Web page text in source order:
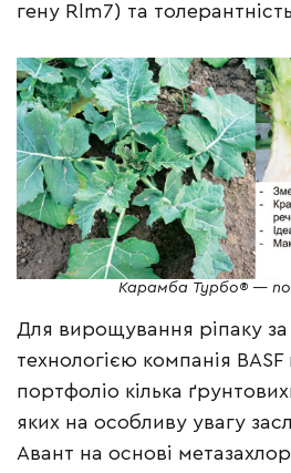
гену Rlm7) та
Карамба Турбо® —
Для вирощування ріпаку
технологією компанія
портфоліо кілька
яких на особливу увагу
Авант на основі